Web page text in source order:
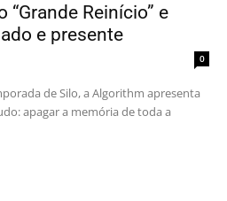
“Grande Reinício” e
e presente
0
de Silo, a Algorithm apresenta
apagar a memória de toda a